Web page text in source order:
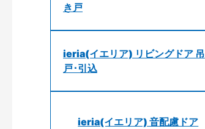
き戸
ieria(イエリア) リビングドア 吊
戸･引込
ieria(イエリア) 音配慮ドア